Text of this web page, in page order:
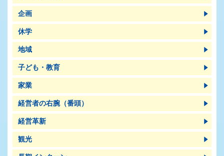
企画
休学
地域
子ども・教育
家業
経営者の右腕（番頭）
経営革新
観光